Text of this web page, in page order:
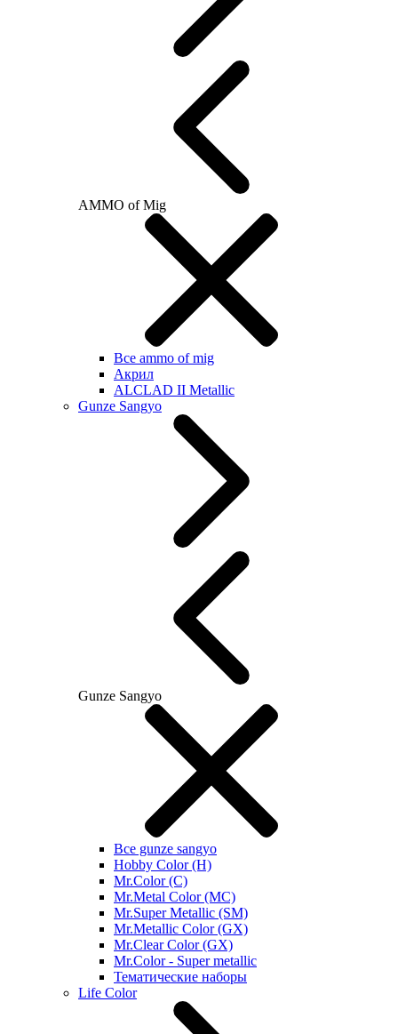
AMMO of Mig
Все ammo of mig
Акрил
ALCLAD II Metallic
Gunze Sangyo
Gunze Sangyo
Все gunze sangyo
Hobby Color (H)
Mr.Color (C)
Mr.Metal Color (MC)
Mr.Super Metallic (SM)
Mr.Metallic Color (GX)
Mr.Clear Color (GX)
Mr.Color - Super metallic
Тематические наборы
Life Color